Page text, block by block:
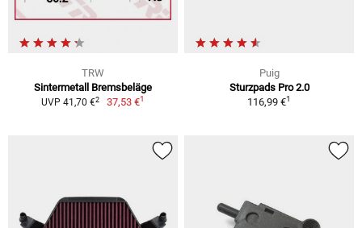
TRW
Sintermetall Bremsbeläge
UVP 41,70 €2 37,53 €1
Puig
Sturzpads Pro 2.0
116,99 €1